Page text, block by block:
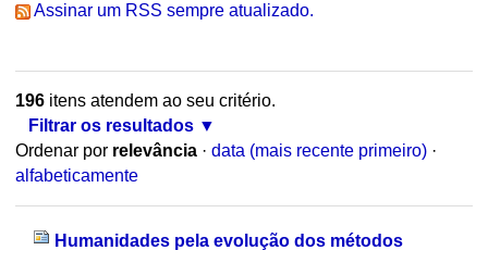
Assinar um RSS sempre atualizado.
196itens atendem ao seu critério.
Filtrar os resultados
Ordenar por relevância · data (mais recente primeiro) ·
alfabeticamente
Humanidades pela evolução dos métodos